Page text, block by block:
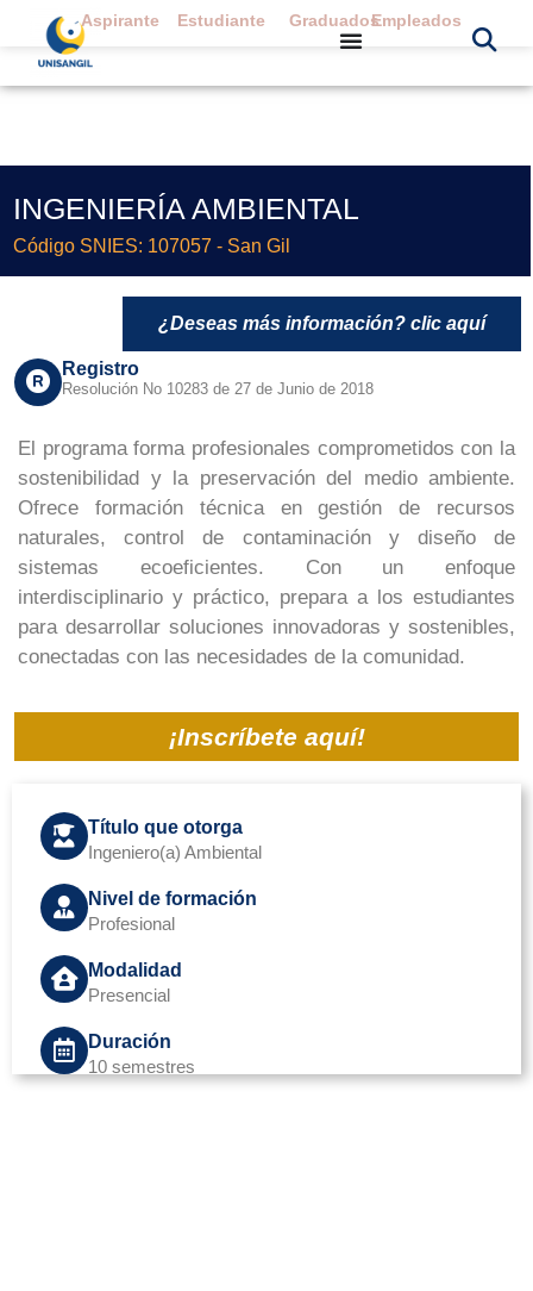
Aspirante Estudiante GraduadosEmpleados
INGENIERÍA AMBIENTAL
Código SNIES: 107057 - San Gil
¿Deseas más información? clic aquí
Registro
Resolución No 10283 de 27 de Junio de 2018
El programa forma profesionales comprometidos con la
sostenibilidad y la preservación del medio ambiente.
Ofrece formación técnica en gestión de recursos
naturales, control de contaminación y diseño de
sistemas ecoeficientes. Con un enfoque
interdisciplinario y práctico, prepara a los estudiantes
para desarrollar soluciones innovadoras y sostenibles,
conectadas con las necesidades de la comunidad.
¡Inscríbete aquí!
Título que otorga
Ingeniero(a) Ambiental
Nivel de formación
Profesional
Modalidad
Presencial
Duración
10 semestres